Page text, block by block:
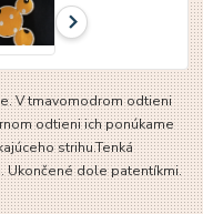
V tmavomodrom odtieni
odtieni ich ponúkame
strihu.Tenká
Ukončené dole patentíkmi.